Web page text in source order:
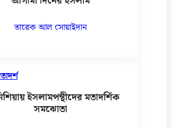
তারেক আল সোয়াইদান
ইসলামপন্থীদের মতাদর্শিক
সমঝোতা